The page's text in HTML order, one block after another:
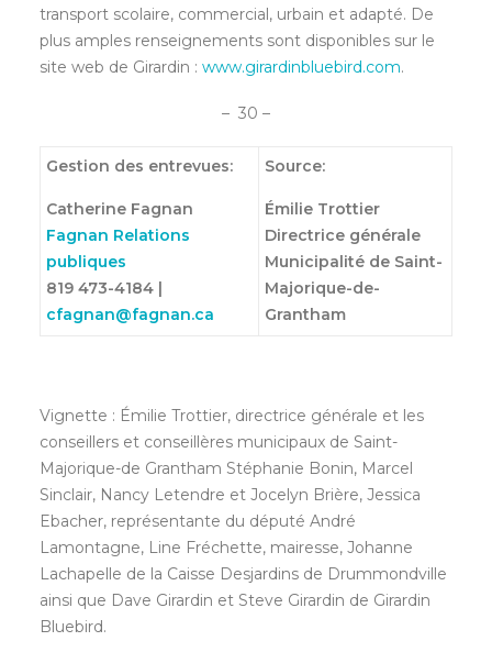
transport scolaire, commercial, urbain et adapté. De
plus amples renseignements sont disponibles sur le
site web de Girardin : www.girardinbluebird.com.
– 30 –
Gestion des entrevues:
Catherine Fagnan
Fagnan Relations
publiques
819 473-4184 |
cfagnan@fagnan.ca
Source:
Émilie Trottier
Directrice générale
Municipalité de Saint-
Majorique-de-
Grantham
Vignette : Émilie Trottier, directrice générale et les
conseillers et conseillères municipaux de Saint-
Majorique-de Grantham Stéphanie Bonin, Marcel
Sinclair, Nancy Letendre et Jocelyn Brière, Jessica
Ebacher, représentante du député André
Lamontagne, Line Fréchette, mairesse, Johanne
Lachapelle de la Caisse Desjardins de Drummondville
ainsi que Dave Girardin et Steve Girardin de Girardin
Bluebird.